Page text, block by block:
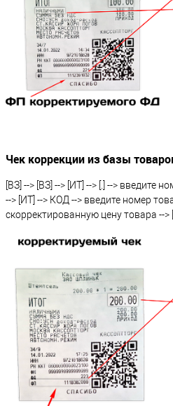
Чек коррекции из базы
[ВЗ] --> [ВЗ] --> [ИТ] --> [.] --> введите
--> [ИТ] --> КОД --> введите номер
скорректированную цену товара -->